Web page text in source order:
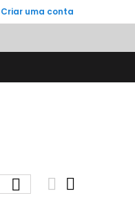
Criar uma conta
  